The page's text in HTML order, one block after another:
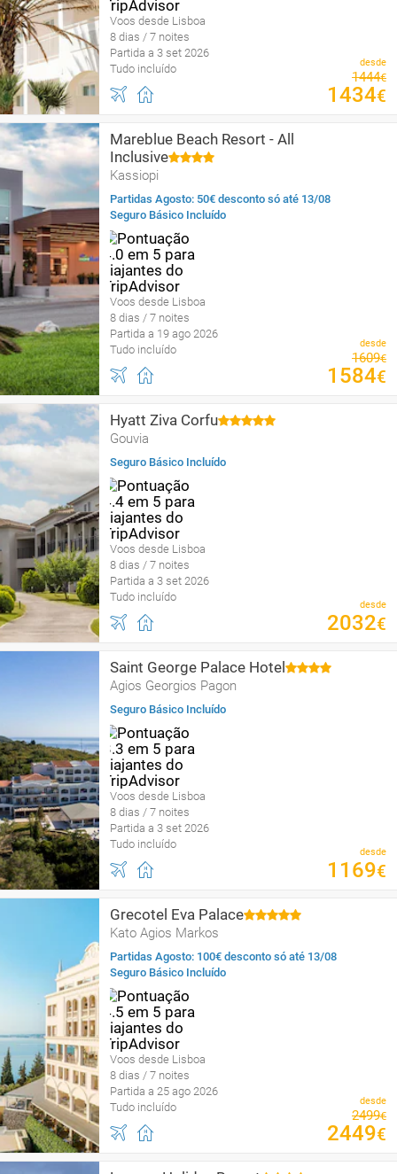
Voos desde Lisboa
8 dias / 7 noites
Partida a 3 set 2026
Tudo incluído
desde
1444€
1434€
Mareblue Beach Resort - All
Inclusive
Kassiopi
Partidas Agosto: 50€ desconto só até 13/08
Seguro Básico Incluído
Voos desde Lisboa
8 dias / 7 noites
Partida a 19 ago 2026
Tudo incluído
desde
1609€
1584€
Hyatt Ziva Corfu
Gouvia
Seguro Básico Incluído
Voos desde Lisboa
8 dias / 7 noites
Partida a 3 set 2026
Tudo incluído
desde
2032€
Saint George Palace Hotel
Agios Georgios Pagon
Seguro Básico Incluído
Voos desde Lisboa
8 dias / 7 noites
Partida a 3 set 2026
Tudo incluído
desde
1169€
Grecotel Eva Palace
Kato Agios Markos
Partidas Agosto: 100€ desconto só até 13/08
Seguro Básico Incluído
Voos desde Lisboa
8 dias / 7 noites
Partida a 25 ago 2026
Tudo incluído
desde
2499€
2449€